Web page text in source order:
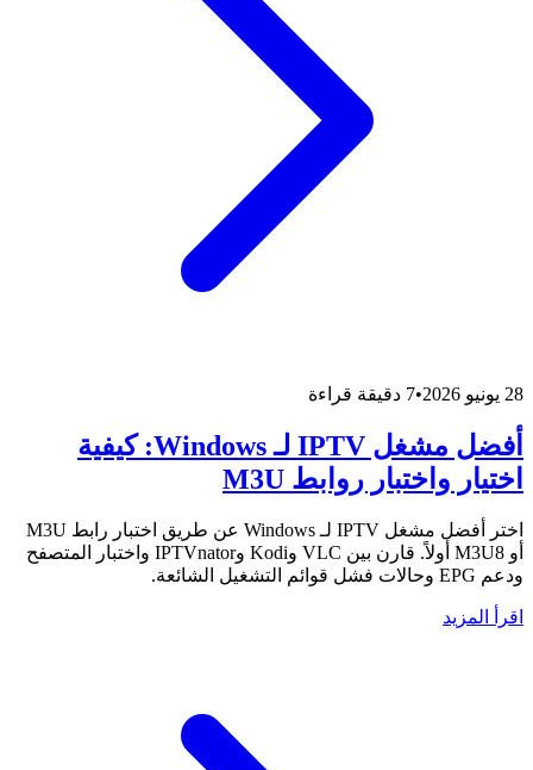
28 يونيو 2026 •7 دقيقة قراءة
أفضل مشغل IPTV لـ Windows: كيفية
اختيار واختبار روابط M3U
اختر أفضل مشغل IPTV لـ Windows عن طريق اختبار رابط M3U
أو M3U8 أولاً. قارن بين VLC وKodi وIPTVnator واختبار المتصفح
ودعم EPG وحالات فشل قوائم التشغيل الشائعة.
اقرأ المزيد